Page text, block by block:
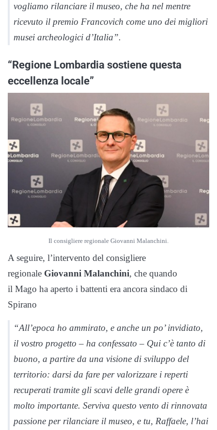
vogliamo rilanciare il museo, che ha nel mentre
ricevuto il premio Francovich come uno dei migliori
musei archeologici d’Italia”.
“Regione Lombardia sostiene questa
eccellenza locale”
Il consigliere regionale Giovanni Malanchini.
A seguire, l’intervento del consigliere
regionale Giovanni Malanchini, che quando
il Mago ha aperto i battenti era ancora sindaco di
Spirano
“All’epoca ho ammirato, e anche un po’ invidiato,
il vostro progetto – ha confessato – Qui c’è tanto di
buono, a partire da una visione di sviluppo del
territorio: darsi da fare per valorizzare i reperti
recuperati tramite gli scavi delle grandi opere è
molto importante. Serviva questo vento di rinnovata
passione per rilanciare il museo, e tu, Raffaele, l’hai